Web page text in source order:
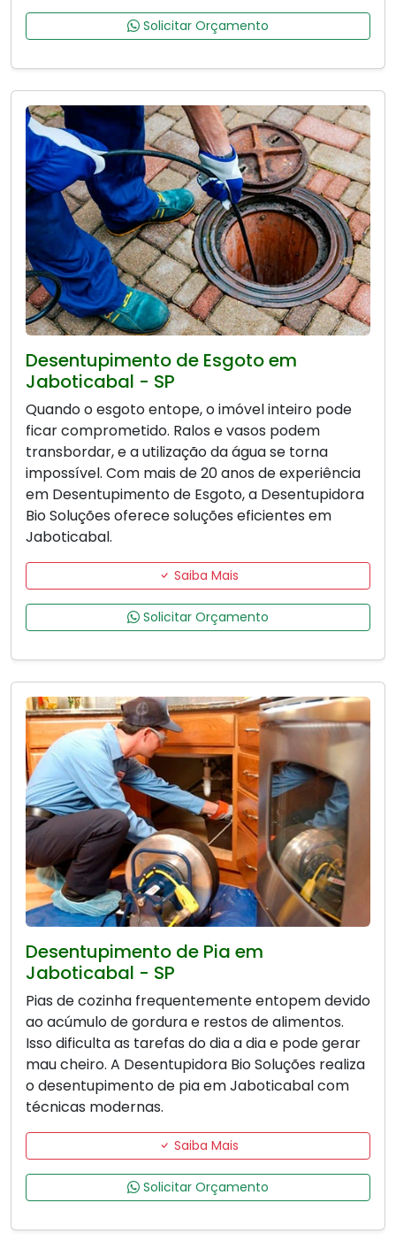
Solicitar Orçamento
Desentupimento de Esgoto em
Jaboticabal - SP
Quando o esgoto entope, o imóvel inteiro pode
ficar comprometido. Ralos e vasos podem
transbordar, e a utilização da água se torna
impossível. Com mais de 20 anos de experiência
em Desentupimento de Esgoto, a Desentupidora
Bio Soluções oferece soluções eficientes em
Jaboticabal.
Saiba Mais
Solicitar Orçamento
Desentupimento de Pia em
Jaboticabal - SP
Pias de cozinha frequentemente entopem devido
ao acúmulo de gordura e restos de alimentos.
Isso dificulta as tarefas do dia a dia e pode gerar
mau cheiro. A Desentupidora Bio Soluções realiza
o desentupimento de pia em Jaboticabal com
técnicas modernas.
Saiba Mais
Solicitar Orçamento